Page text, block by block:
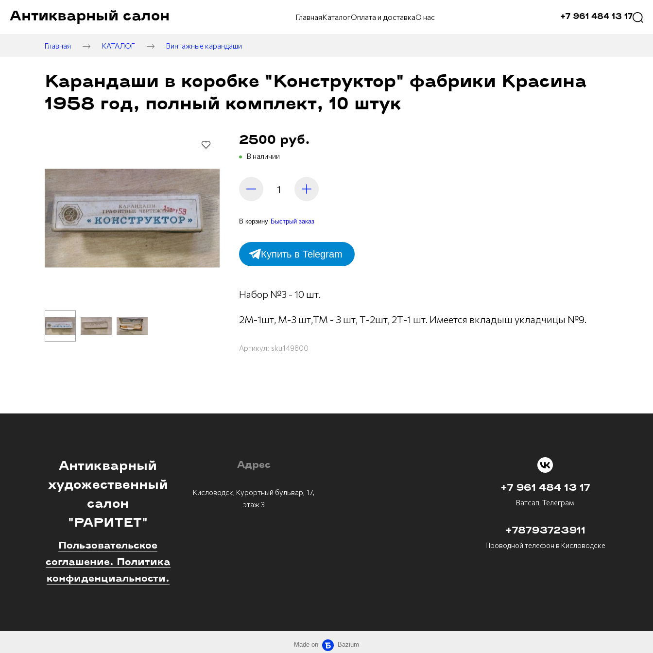
Антикварный салон ГлавнаяКаталогОплата и доставкаО нас +7 961 484 13 17
Главная КАТАЛОГ Винтажные карандаши
Карандаши в коробке "Конструктор" фабрики Красина
1958 год, полный комплект, 10 штук
2500 руб.
В наличии
В корзину Быстрый заказ
Купить в Telegram
Набор №3 - 10 шт.
2М-1шт, М-3 шт,ТМ - 3 шт, Т-2шт, 2Т-1 шт. Имеется вкладыш укладчицы №9.
Артикул: sku149800
Антикварный
художественный
салон
"РАРИТЕТ"
Пользовательское
соглашение. Политика
конфиденциальности.
Адрес
Кисловодск, Курортный бульвар, 17,
этаж 3
+7 961 484 13 17
Ватсап, Телеграм
+78793723911
Проводной телефон в Кисловодске
Made on Bazium